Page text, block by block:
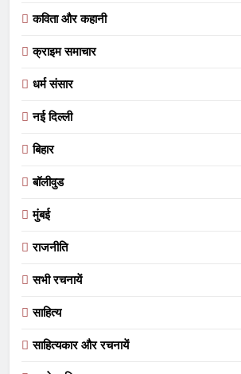
कविता और कहानी
क्राइम समाचार
धर्म संसार
नई दिल्ली
बिहार
बॉलीवुड
मुंबई
राजनीति
सभी रचनायें
साहित्य
साहित्यकार और रचनायें